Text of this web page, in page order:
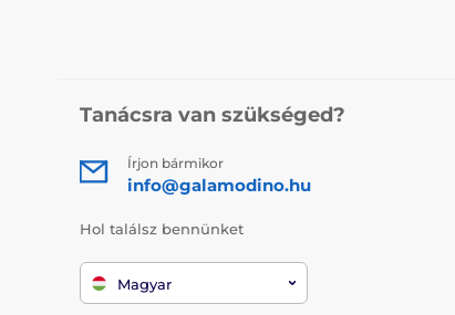
Tanácsra van szükséged?
Írjon bármikor
info@galamodino.hu
Hol találsz bennünket
Magyar